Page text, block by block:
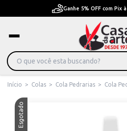
com Pix à vista ou Boleto
Início > Colas > Cola Pedrarias > Cola
Esgotado